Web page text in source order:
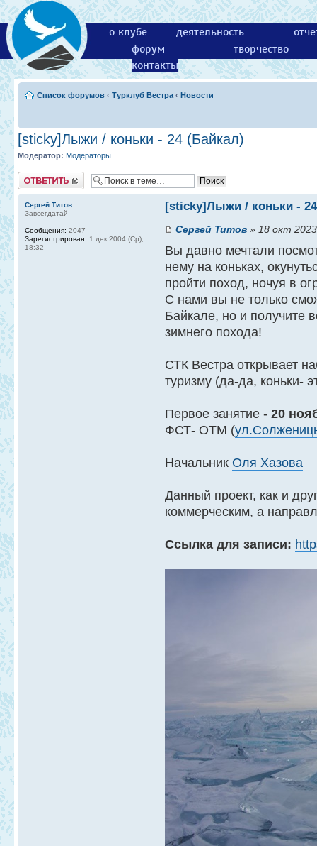
о клубе деятельность
форум
творчество
контакты
Список форумов ‹ Турклуб Вестра ‹ Новости
[sticky]Лыжи / коньки - 24 (Байкал)
Модератор: Модераторы
Ответить
[sticky]Лыжи / коньки -
Сергей Титов » 18 окт
Вы давно мечтали
нему на коньках,
пройти поход, ночуя в
С нами вы не только
Байкале, но и получите
зимнего похода!
СТК Вестра открывает
туризму (да-да, коньки-
Первое занятие -20
ФСТ- ОТМ (
Начальник Оля Хазова
Данный проект, как и
коммерческим, а
Ссылка для записи:
Сергей Титов
Завсегдатай
Сообщения: 2047
Зарегистрирован: 1 дек 2004 (Ср),
18:32